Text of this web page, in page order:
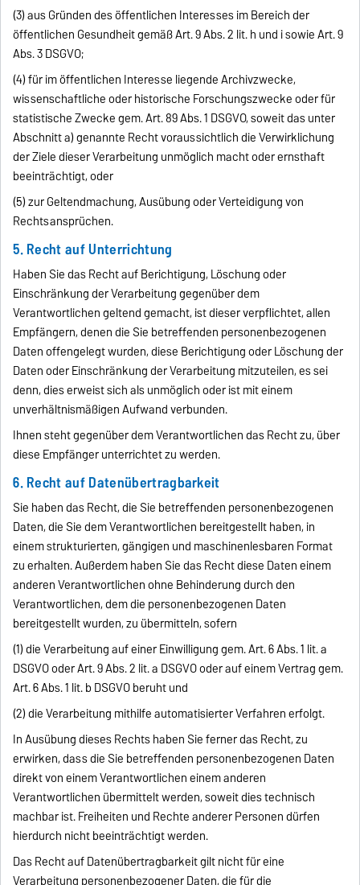
(3) aus Gründen des öffentlichen Interesses im Bereich der
öffentlichen Gesundheit gemäß Art. 9 Abs. 2 lit. h und i sowie Art. 9
Abs. 3 DSGVO;
(4) für im öffentlichen Interesse liegende Archivzwecke,
wissenschaftliche oder historische Forschungszwecke oder für
statistische Zwecke gem. Art. 89 Abs. 1 DSGVO, soweit das unter
Abschnitt a) genannte Recht voraussichtlich die Verwirklichung
der Ziele dieser Verarbeitung unmöglich macht oder ernsthaft
beeinträchtigt, oder
(5) zur Geltendmachung, Ausübung oder Verteidigung von
Rechtsansprüchen.
5. Recht auf Unterrichtung
Haben Sie das Recht auf Berichtigung, Löschung oder
Einschränkung der Verarbeitung gegenüber dem
Verantwortlichen geltend gemacht, ist dieser verpflichtet, allen
Empfängern, denen die Sie betreffenden personenbezogenen
Daten offengelegt wurden, diese Berichtigung oder Löschung der
Daten oder Einschränkung der Verarbeitung mitzuteilen, es sei
denn, dies erweist sich als unmöglich oder ist mit einem
unverhältnismäßigen Aufwand verbunden.
Ihnen steht gegenüber dem Verantwortlichen das Recht zu, über
diese Empfänger unterrichtet zu werden.
6. Recht auf Datenübertragbarkeit
Sie haben das Recht, die Sie betreffenden personenbezogenen
Daten, die Sie dem Verantwortlichen bereitgestellt haben, in
einem strukturierten, gängigen und maschinenlesbaren Format
zu erhalten. Außerdem haben Sie das Recht diese Daten einem
anderen Verantwortlichen ohne Behinderung durch den
Verantwortlichen, dem die personenbezogenen Daten
bereitgestellt wurden, zu übermitteln, sofern
(1) die Verarbeitung auf einer Einwilligung gem. Art. 6 Abs. 1 lit. a
DSGVO oder Art. 9 Abs. 2 lit. a DSGVO oder auf einem Vertrag gem.
Art. 6 Abs. 1 lit. b DSGVO beruht und
(2) die Verarbeitung mithilfe automatisierter Verfahren erfolgt.
In Ausübung dieses Rechts haben Sie ferner das Recht, zu
erwirken, dass die Sie betreffenden personenbezogenen Daten
direkt von einem Verantwortlichen einem anderen
Verantwortlichen übermittelt werden, soweit dies technisch
machbar ist. Freiheiten und Rechte anderer Personen dürfen
hierdurch nicht beeinträchtigt werden.
Das Recht auf Datenübertragbarkeit gilt nicht für eine
Verarbeitung personenbezogener Daten, die für die